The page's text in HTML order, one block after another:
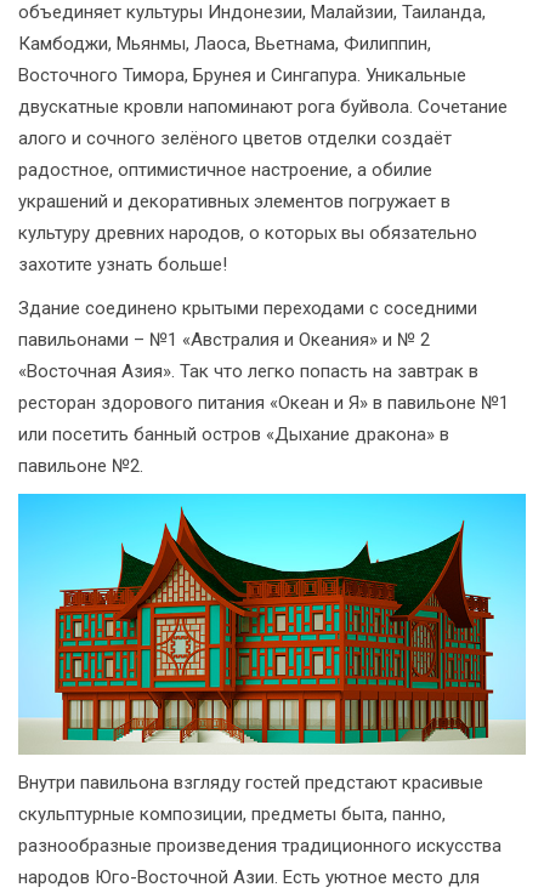
объединяет культуры Индонезии, Малайзии, Таиланда,
Камбоджи, Мьянмы, Лаоса, Вьетнама, Филиппин,
Восточного Тимора, Брунея и Сингапура. Уникальные
двускатные кровли напоминают рога буйвола. Сочетание
алого и сочного зелёного цветов отделки создаёт
радостное, оптимистичное настроение, а обилие
украшений и декоративных элементов погружает в
культуру древних народов, о которых вы обязательно
захотите узнать больше!
Здание соединено крытыми переходами с соседними
павильонами – №1 «Австралия и Океания» и № 2
«Восточная Азия». Так что легко попасть на завтрак в
ресторан здорового питания «Океан и Я» в павильоне №1
или посетить банный остров «Дыхание дракона» в
павильоне №2.
Внутри павильона взгляду гостей предстают красивые
скульптурные композиции, предметы быта, панно,
разнообразные произведения традиционного искусства
народов Юго-Восточной Азии. Есть уютное место для